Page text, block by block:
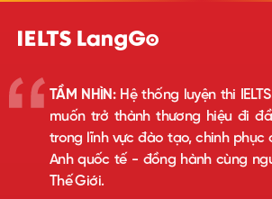
TẦM NHÌN:Hệ thống luyện thi
muốn trở thành thương hiệu đi
trong lĩnh vực đào tạo, chinh phục
Anh quốc tế - đồng hành cùng
Thế Giới.